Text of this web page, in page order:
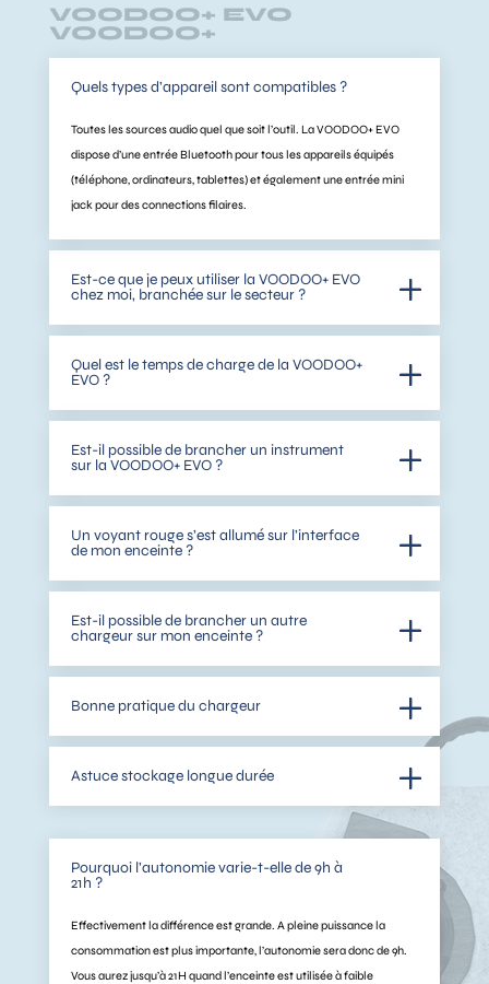
VOODOO+ EVO
VOODOO+
Quels types d’appareil sont compatibles ?
Toutes les sources audio quel que soit l’outil. La VOODOO+ EVO
dispose d’une entrée Bluetooth pour tous les appareils équipés
(téléphone, ordinateurs, tablettes) et également une entrée mini
jack pour des connections filaires.
Est-ce que je peux utiliser la VOODOO+ EVO
chez moi, branchée sur le secteur ?
Quel est le temps de charge de la VOODOO+
EVO ?
Est-il possible de brancher un instrument
sur la VOODOO+ EVO ?
Un voyant rouge s’est allumé sur l’interface
de mon enceinte ?
Est-il possible de brancher un autre
chargeur sur mon enceinte ?
Bonne pratique du chargeur
Astuce stockage longue durée
Pourquoi l’autonomie varie-t-elle de 9h à
21h ?
Effectivement la différence est grande. A pleine puissance la
consommation est plus importante, l’autonomie sera donc de 9h.
Vous aurez jusqu’à 21H quand l’enceinte est utilisée à faible